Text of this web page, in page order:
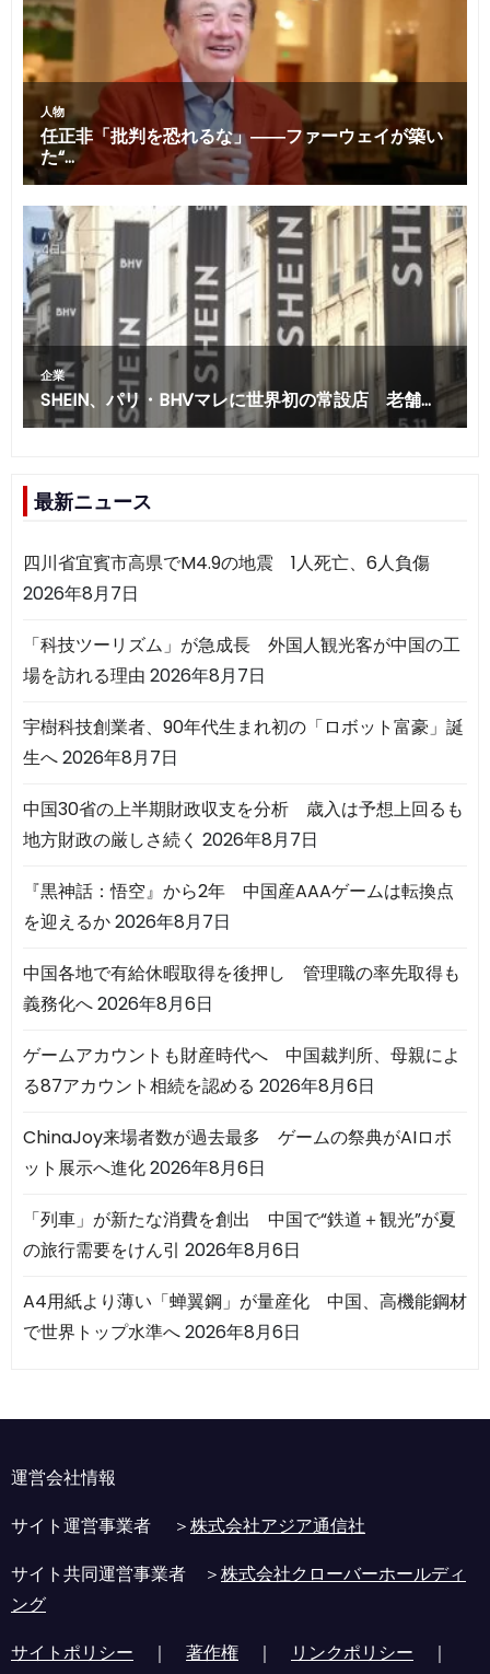
最新ニュース
四川省宜賓市高県でM4.9の地震 1人死亡、6人負傷
2026年8月7日
「科技ツーリズム」が急成長 外国人観光客が中国の工
場を訪れる理由 2026年8月7日
宇樹科技創業者、90年代生まれ初の「ロボット富豪」誕
生へ2026年8月7日
中国30省の上半期財政収支を分析 歳入は予想上回るも
地方財政の厳しさ続く 2026年8月7日
『黒神話：悟空』から2年 中国産AAAゲームは転換点
を迎えるか2026年8月7日
中国各地で有給休暇取得を後押し 管理職の率先取得も
義務化へ2026年8月6日
ゲームアカウントも財産時代へ 中国裁判所、母親によ
る87アカウント相続を認める 2026年8月6日
ChinaJoy来場者数が過去最多 ゲームの祭典がAIロボ
ット展示へ進化2026年8月6日
「列車」が新たな消費を創出 中国で“鉄道＋観光”が夏
の旅行需要をけん引 2026年8月6日
A4用紙より薄い「蝉翼鋼」が量産化 中国、高機能鋼材
で世界トップ水準へ2026年8月6日
運営会社情報
サイト運営事業者 ＞株式会社アジア通信社
サイト共同運営事業者 ＞株式会社クローバーホールディ
ング
サイトポリシー ｜ 著作権 ｜ リンクポリシー ｜